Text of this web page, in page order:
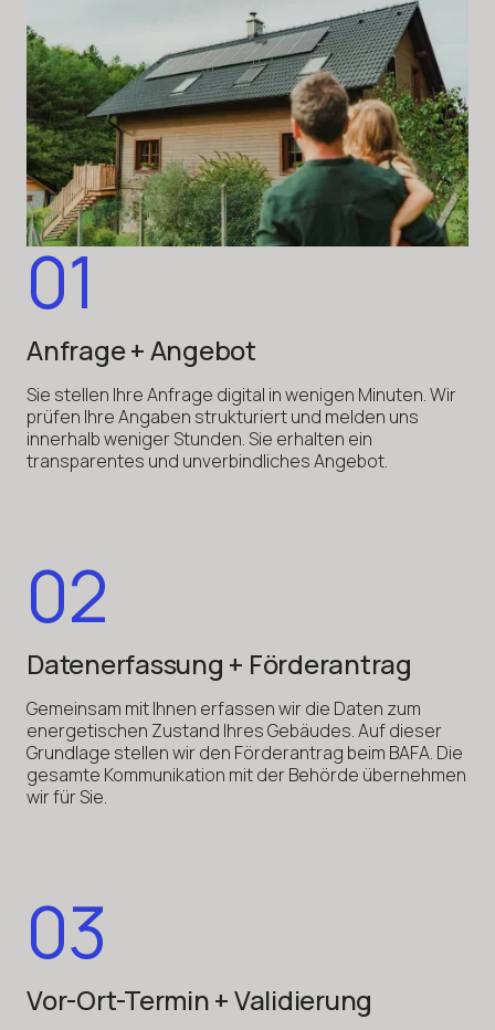
01
Anfrage + Angebot
Sie stellen Ihre Anfrage digital in wenigen Minuten. Wir
prüfen Ihre Angaben strukturiert und melden uns
innerhalb weniger Stunden. Sie erhalten ein
transparentes und unverbindliches Angebot.
02
Datenerfassung + Förderantrag
Gemeinsam mit Ihnen erfassen wir die Daten zum
energetischen Zustand Ihres Gebäudes. Auf dieser
Grundlage stellen wir den Förderantrag beim BAFA. Die
gesamte Kommunikation mit der Behörde übernehmen
wir für Sie.
03
Vor-Ort-Termin + Validierung